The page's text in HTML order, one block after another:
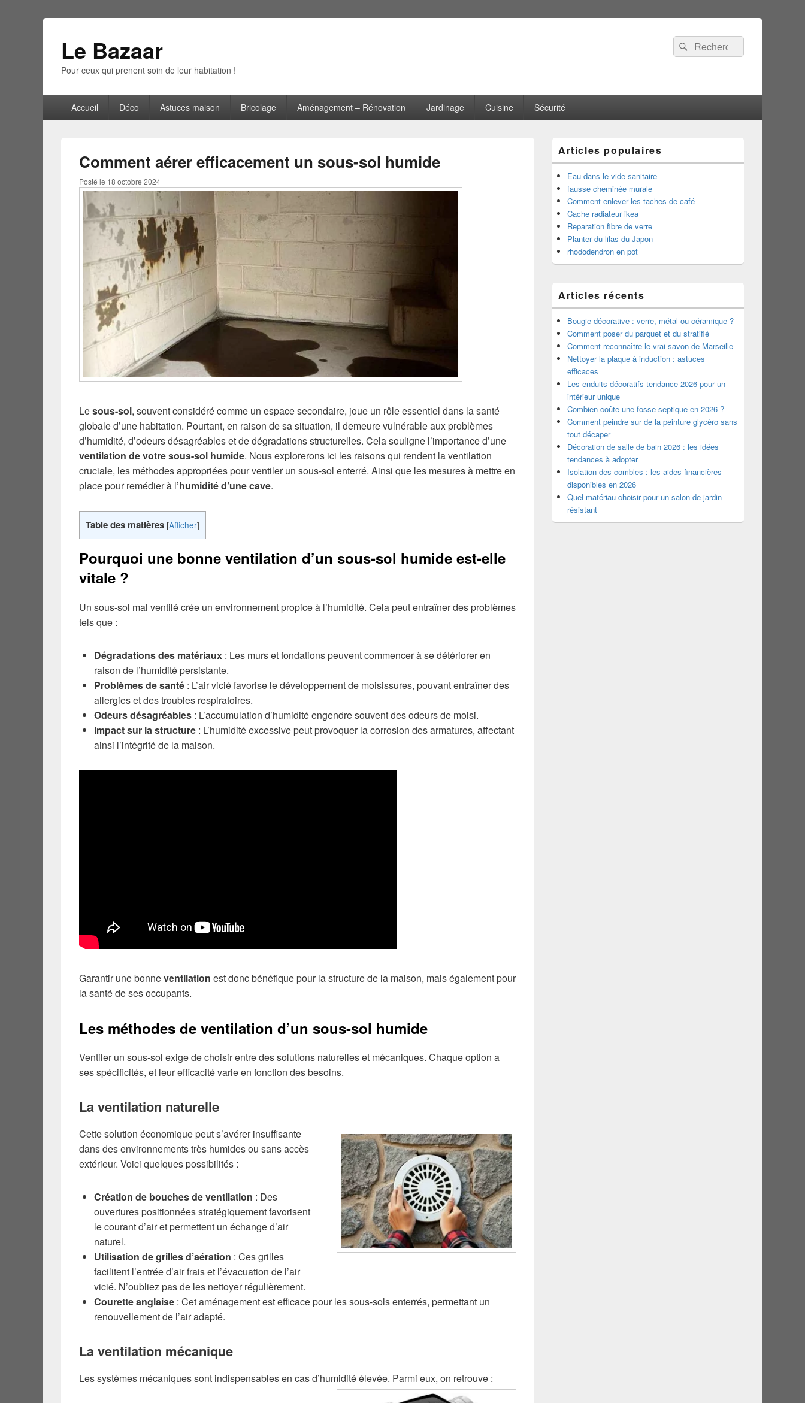
Le Bazaar
Pour ceux qui prenent soin de leur habitation !
Recherche :
Rechercher
principalAccueil Déco Astuces maison Bricolage Aménagement – Rénovation Jardinage Cuisine Sécurité
Comment aérer efficacement un sous-sol humide
Posté le 18 octobre 2024
Lesous-sol, souvent considéré comme un espace secondaire, joue un rôle essentiel dans la santé
globale d’une habitation. Pourtant, en raison de sa situation, il demeure vulnérable aux problèmes
d’humidité, d’odeurs désagréables et de dégradations structurelles. Cela souligne l’importance d’une
ventilation de votre sous-sol humide. Nous explorerons ici les raisons qui rendent la ventilation
cruciale, les méthodes appropriées pour ventiler un sous-sol enterré. Ainsi que les mesures à mettre en
place pour remédier à l’humidité d’une cave.
Table des matières [Afficher]
Pourquoi une bonne ventilation d’un sous-sol humide est-elle
vitale ?
Un sous-sol mal ventilé crée un environnement propice à l’humidité. Cela peut entraîner des problèmes
tels que :
Dégradations des matériaux : Les murs et fondations peuvent commencer à se détériorer en
raison de l’humidité persistante.
Problèmes de santé : L’air vicié favorise le développement de moisissures, pouvant entraîner des
allergies et des troubles respiratoires.
Odeurs désagréables : L’accumulation d’humidité engendre souvent des odeurs de moisi.
Impact sur la structure : L’humidité excessive peut provoquer la corrosion des armatures, affectant
ainsi l’intégrité de la maison.
Garantir une bonneventilation est donc bénéfique pour la structure de la maison, mais également pour
la santé de ses occupants.
Les méthodes de ventilation d’un sous-sol humide
Ventiler un sous-sol exige de choisir entre des solutions naturelles et mécaniques. Chaque option a
ses spécificités, et leur efficacité varie en fonction des besoins.
La ventilation naturelle
Cette solution économique peut s’avérer insuffisante
dans des environnements très humides ou sans accès
extérieur. Voici quelques possibilités :
Création de bouches de ventilation : Des
ouvertures positionnées stratégiquement favorisent
le courant d’air et permettent un échange d’air
naturel.
Utilisation de grilles d’aération : Ces grilles
facilitent l’entrée d’air frais et l’évacuation de l’air
vicié. N’oubliez pas de les nettoyer régulièrement.
Courette anglaise : Cet aménagement est efficace pour les sous-sols enterrés, permettant un
renouvellement de l’air adapté.
La ventilation mécanique
Les systèmes mécaniques sont indispensables en cas d’humidité élevée. Parmi eux, on retrouve :
Articles populaires
Eau dans le vide sanitaire
fausse cheminée murale
Comment enlever les taches de café
Cache radiateur ikea
Reparation fibre de verre
Planter du lilas du Japon
rhododendron en pot
Articles récents
Bougie décorative : verre, métal ou céramique ?
Comment poser du parquet et du stratifié
Comment reconnaître le vrai savon de Marseille
Nettoyer la plaque à induction : astuces
efficaces
Les enduits décoratifs tendance 2026 pour un
intérieur unique
Combien coûte une fosse septique en 2026 ?
Comment peindre sur de la peinture glycéro sans
tout décaper
Décoration de salle de bain 2026 : les idées
tendances à adopter
Isolation des combles : les aides financières
disponibles en 2026
Quel matériau choisir pour un salon de jardin
résistant